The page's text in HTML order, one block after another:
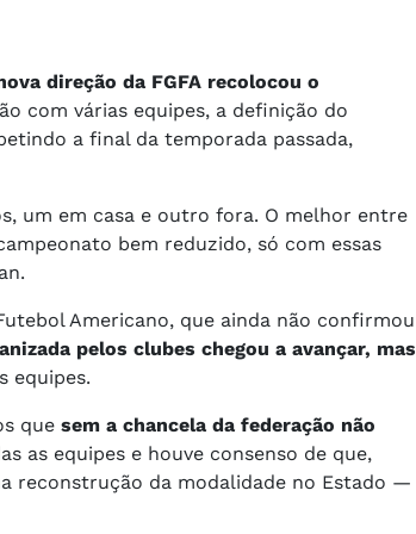
direção da FGFA recolocou o
com várias equipes, a definição do
a final da temporada passada,
um em casa e outro fora. O melhor entre
bem reduzido, só com essas
Americano, que ainda não confirmou
pelos clubes chegou a avançar, mas
equipes.
que sem a chancela da federação não
as equipes e houve consenso de que,
reconstrução da modalidade no Estado —